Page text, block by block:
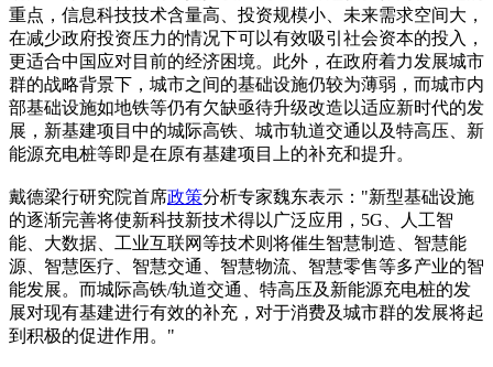
重点，信息科技技术含量高、投资规模小、未来需求空间大，
在减少政府投资压力的情况下可以有效吸引社会资本的投入，
更适合中国应对目前的经济困境。此外，在政府着力发展城市
群的战略背景下，城市之间的基础设施仍较为薄弱，而城市内
部基础设施如地铁等仍有欠缺亟待升级改造以适应新时代的发
展，新基建项目中的城际高铁、城市轨道交通以及特高压、新
能源充电桩等即是在原有基建项目上的补充和提升。
戴德梁行研究院首席政策分析专家魏东表示："新型基础设施
的逐渐完善将使新科技新技术得以广泛应用，5G、人工智
能、大数据、工业互联网等技术则将催生智慧制造、智慧能
源、智慧医疗、智慧交通、智慧物流、智慧零售等多产业的智
能发展。而城际高铁/轨道交通、特高压及新能源充电桩的发
展对现有基建进行有效的补充，对于消费及城市群的发展将起
到积极的促进作用。"